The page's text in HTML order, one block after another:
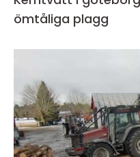
ömtåliga plagg